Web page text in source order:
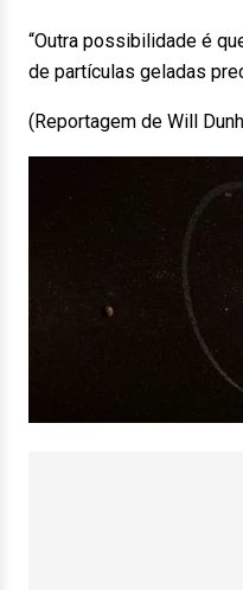
“Outra possibilidade é
de partículas geladas
(Reportagem de Will